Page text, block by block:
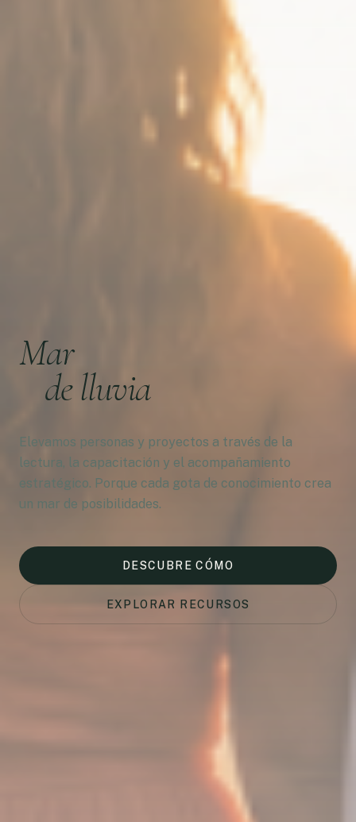
Mar
de lluvia
Elevamos personas y proyectos a través de la
lectura, la capacitación y el acompañamiento
estratégico. Porque cada gota de conocimiento crea
un mar de posibilidades.
DESCUBRE CÓMO
EXPLORAR RECURSOS